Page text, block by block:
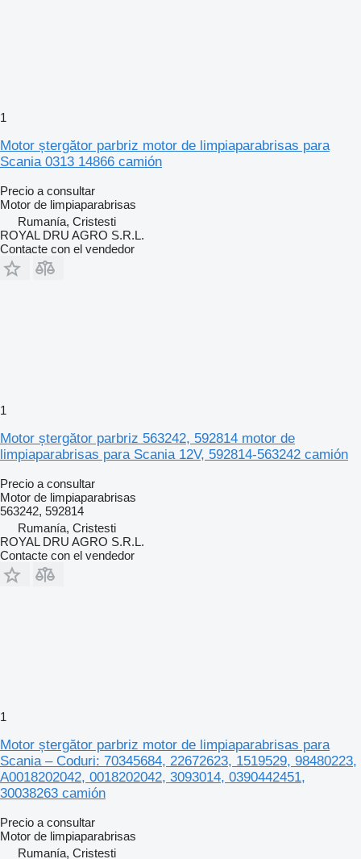
1
Motor ștergător parbriz motor de limpiaparabrisas para
Scania 0313 14866 camión
Precio a consultar
Motor de limpiaparabrisas
Rumanía, Cristesti
ROYAL DRU AGRO S.R.L.
Contacte con el vendedor
1
Motor ștergător parbriz 563242, 592814 motor de
limpiaparabrisas para Scania 12V, 592814-563242 camión
Precio a consultar
Motor de limpiaparabrisas
563242, 592814
Rumanía, Cristesti
ROYAL DRU AGRO S.R.L.
Contacte con el vendedor
1
Motor ștergător parbriz motor de limpiaparabrisas para
Scania – Coduri: 70345684, 22672623, 1519529, 98480223,
A0018202042, 0018202042, 3093014, 0390442451,
30038263 camión
Precio a consultar
Motor de limpiaparabrisas
Rumanía, Cristesti